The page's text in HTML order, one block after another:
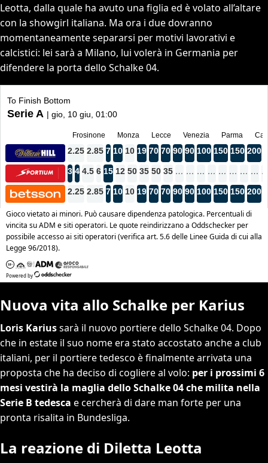
Leotta, dalla quale ha avuto una figlia ed è volato all’altare
con la showgirl italiana. Ma ora i due dovranno
momentaneamente separarsi per motivi lavorativi e
calcistici: lei sarà a Milano, lui volerà in Germania per
difendere la porta dello Schalke 04.
Nuova vita allo Schalke per Karius
Loris Kariussarà il nuovo portiere dello Schalke 04. Dopo
che in estate il suo nome era stato accostato anche a club
italiani, per il portiere tedesco è finalmente arrivata una
proposta che ha deciso di cogliere al volo: per i prossimi 6
mesi vestirà la maglia dello Schalke 04 che milita nella
Serie B tedesca e cercherà di dare man forte per una
pronta risalita in Bundesliga.
La reazione di Diletta Leotta